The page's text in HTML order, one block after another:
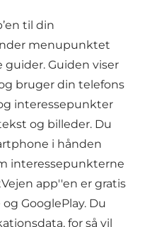
til din
menupunktet
Guiden viser
bruger din telefons
interessepunkter
og billeder. Du
i hånden
interessepunkterne
app''en er gratis
GooglePlay. Du
for så vil